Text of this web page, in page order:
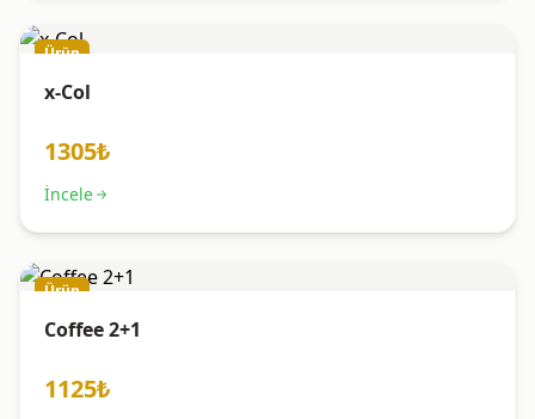
Ürün
x-Col
1305₺
İncele
Ürün
Coffee 2+1
1125₺